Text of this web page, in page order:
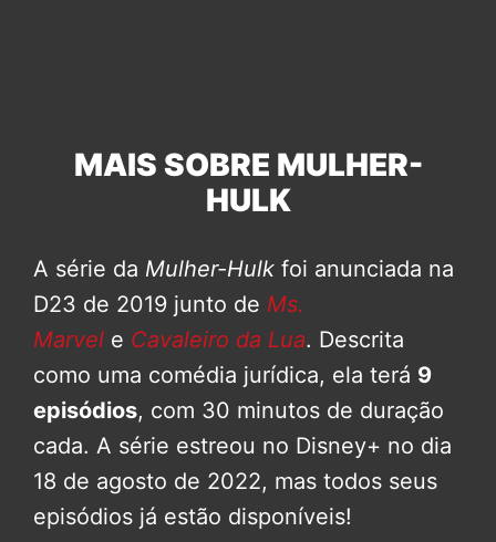
MAIS SOBRE MULHER-
HULK
A série da Mulher-Hulk foi anunciada na
D23 de 2019 junto de Ms.
Marvel e Cavaleiro da Lua. Descrita
como uma comédia jurídica, ela terá 9
episódios, com 30 minutos de duração
cada. A série estreou no Disney+ no dia
18 de agosto de 2022, mas todos seus
episódios já estão disponíveis!